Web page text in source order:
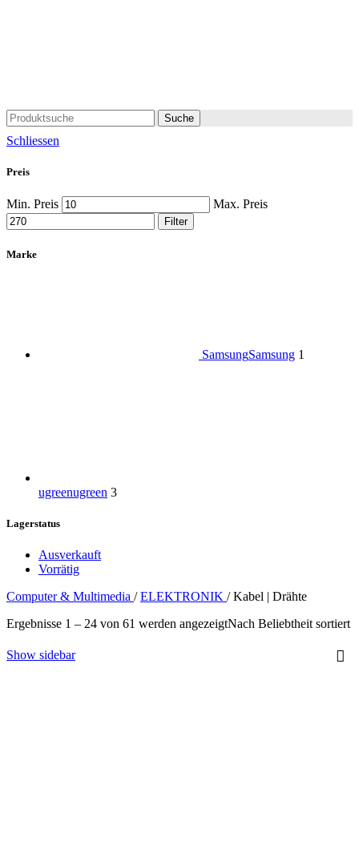
Suche
Schliessen
Preis
Min. Preis Max. Preis
Filter
Marke
SamsungSamsung 1
ugreenugreen 3
Lagerstatus
Ausverkauft
Vorrätig
Computer & Multimedia / ELEKTRONIK / Kabel | Drähte
Ergebnisse 1 – 24 von 61 werden angezeigtNach Beliebtheit sortiert
Show sidebar